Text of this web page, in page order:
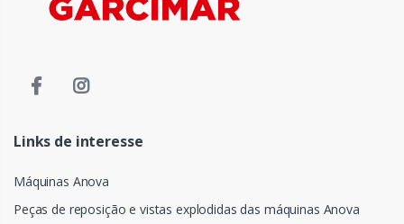
Links de interesse
Máquinas Anova
Peças de reposição e vistas explodidas das máquinas Anova